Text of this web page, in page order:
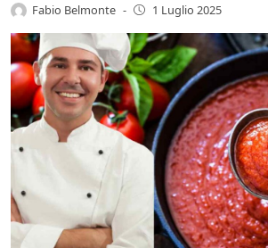
Fabio Belmonte - 1 Luglio 2025